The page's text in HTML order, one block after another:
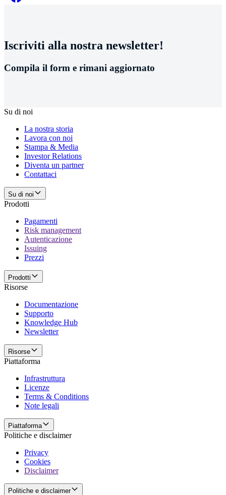
Iscriviti alla nostra newsletter!
Compila il form e rimani aggiornato
Su di noi
La nostra storia
Lavora con noi
Stampa & Media
Investor Relations
Diventa un partner
Contattaci
Su di noi
Prodotti
Pagamenti
Risk management
Autenticazione
Issuing
Prezzi
Prodotti
Risorse
Documentazione
Supporto
Knowledge Hub
Newsletter
Risorse
Piattaforma
Infrastruttura
Licenze
Terms & Conditions
Note legali
Piattaforma
Politiche e disclaimer
Privacy
Cookies
Disclaimer
Politiche e disclaimer